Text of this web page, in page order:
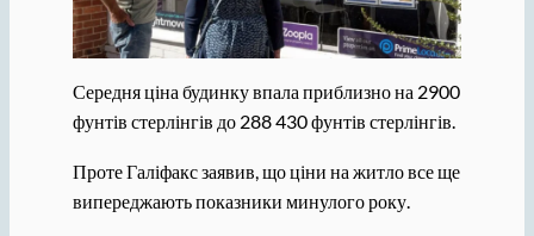
Середня ціна будинку впала приблизно на 2900
фунтів стерлінгів до 288 430 фунтів стерлінгів.
Проте Галіфакс заявив, що ціни на житло все ще
випереджають показники минулого року.